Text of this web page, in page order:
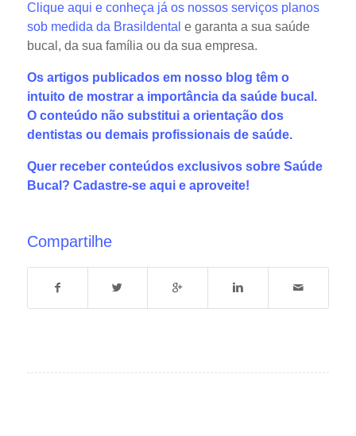
Clique aqui e conheça já os nossos serviços planos
sob medida da Brasildental e garanta a sua saúde
bucal, da sua família ou da sua empresa.
Os artigos publicados em nosso blog têm o
intuito de mostrar a importância da saúde bucal.
O conteúdo não substitui a orientação dos
dentistas ou demais profissionais de saúde.
Quer receber conteúdos exclusivos sobre Saúde
Bucal? Cadastre-se aquie aproveite!
Compartilhe